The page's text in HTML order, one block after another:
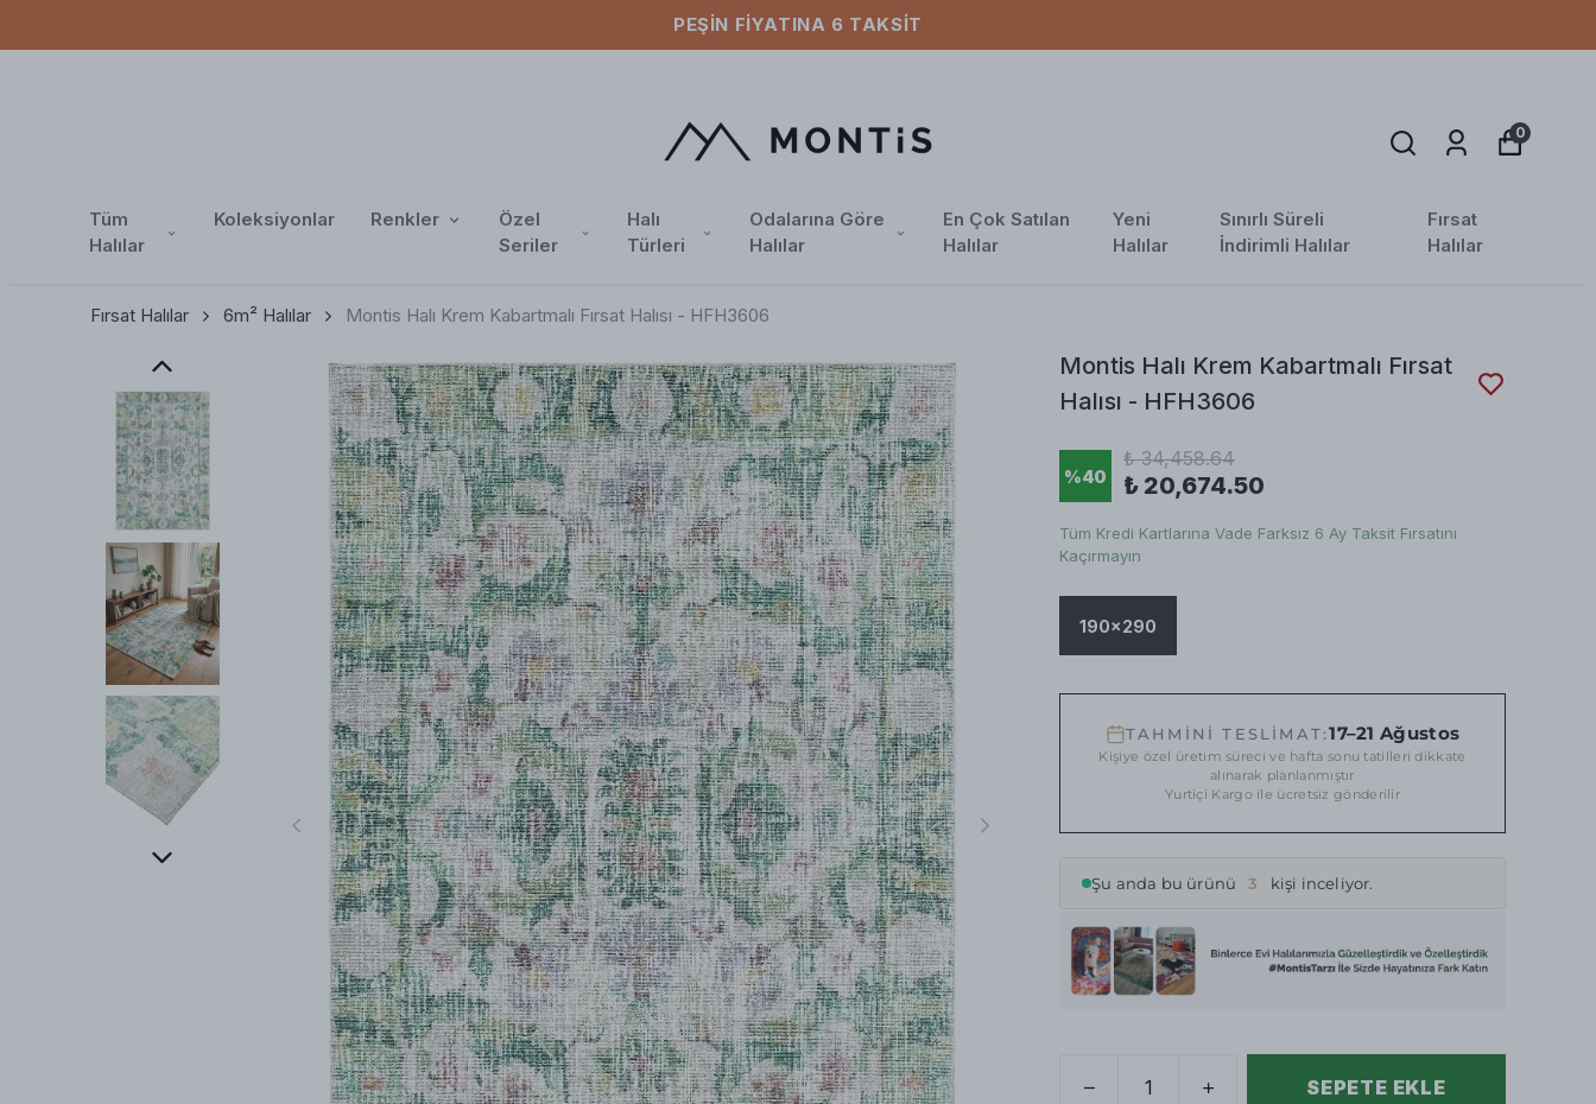
PEŞIN FIYATINA 6 TAKSIT
Tüm
Halılar
Koleksiyonlar Renkler
Özel
Seriler
Halı
Türleri
Odalarına Göre
Halılar
En Çok Satılan
Halılar
Yeni
Halılar
Sınırlı Süreli
İndirimli Halılar
Fırsat
Halılar
0
Fırsat Halılar 6m² Halılar Montis Halı Krem Kabartmalı Fırsat Halısı - HFH3606
Montis Halı Krem Kabartmalı Fırsat
Halısı - HFH3606
%40
₺ 34,458.64
₺ 20,674.50
Tüm Kredi Kartlarına Vade Farksız 6 Ay Taksit Fırsatını
Kaçırmayın
190x290
TAHMİNİ TESLİMAT:17–21 Ağustos
Kişiye özel üretim süreci ve hafta sonu tatilleri dikkate
alınarak planlanmıştır
Yurtiçi Kargo ile ücretsiz gönderilir
Şu anda bu ürünü 3 kişi inceliyor.
SEPETE EKLE